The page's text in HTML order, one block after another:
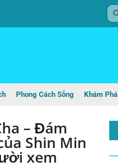
Phong Cách Sống Khám Phá
– Đám
Shin Min
xem